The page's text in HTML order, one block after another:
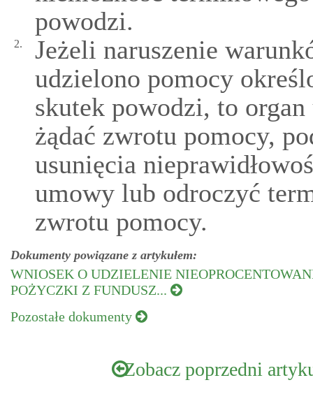
powodzi.
2.
Jeżeli naruszenie
udzielono pomocy
skutek powodzi, to
żądać zwrotu pomocy,
usunięcia
umowy lub odroczyć
zwrotu pomocy.
Dokumenty powiązane z artykułem:
WNIOSEK O UDZIELENIE
POŻYCZKI Z FUNDUSZ...
Pozostałe dokumenty
Zobacz poprzedni